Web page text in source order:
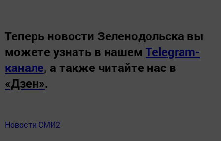
Теперь новости Зеленодольска вы
можете узнать в нашем Telegram-
канале, а также читайте нас в
«Дзен».
Новости СМИ2